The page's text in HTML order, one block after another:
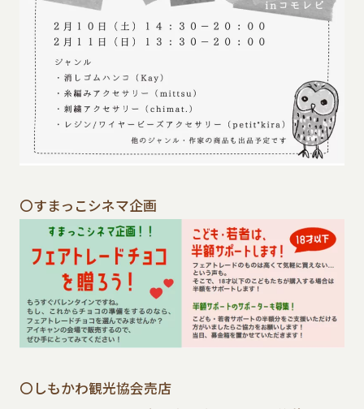
〇すまっこシネマ企画
〇しもかわ観光協会売店